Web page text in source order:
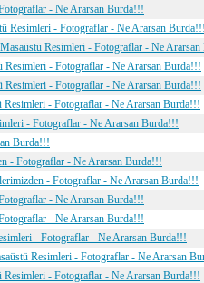
- Ne Ararsan Burda!!!
Resimleri - Fotograflar - Ne Ararsan
Resimleri - Fotograflar - Ne
Resimleri - Fotograflar - Ne Ararsan Burda!!!
Resimleri - Fotograflar - Ne Ararsan Burda!!!
Resimleri - Fotograflar - Ne Ararsan Burda!!!
- Fotograflar - Ne Ararsan Burda!!!
Burda!!!
- Fotograflar - Ne Ararsan Burda!!!
- Fotograflar - Ne Ararsan Burda!!!
- Ne Ararsan Burda!!!
- Ne Ararsan Burda!!!
- Fotograflar - Ne Ararsan Burda!!!
Resimleri - Fotograflar - Ne Ararsan
Resimleri - Fotograflar - Ne Ararsan Burda!!!